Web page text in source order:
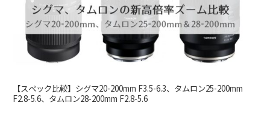
【スペック比較】シグマ20-200mm F3.5-6.3、タムロン25-200mm
F2.8-5.6、タムロン28-200mm F2.8-5.6